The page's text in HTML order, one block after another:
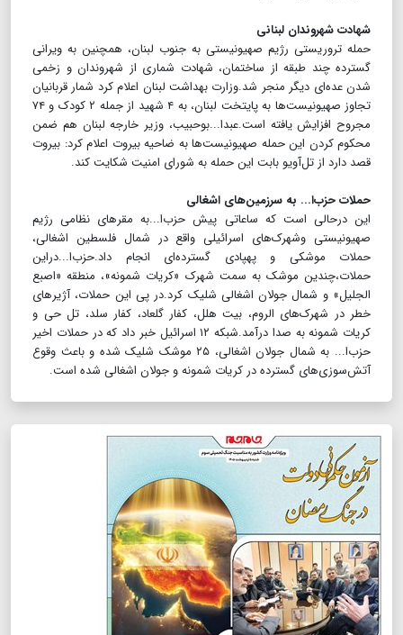
شهادت شهروندان لبنانی
حمله تروریستی رژیم صهیونیستی به جنوب لبنان، همچنین به ویرانی
گسترده چند طبقه از ساختمان، شهادت شماری از شهروندان و زخمی
شدن عده‌ای دیگر منجر شد.وزارت بهداشت لبنان اعلام کرد شمار قربانیان
تجاوز صهیونیست‌ها به پایتخت لبنان، به ۴ شهید از جمله ۲ کودک و ۷۴
مجروح افزایش یافته است.عبدا...بوحبیب، وزیر خارجه لبنان هم ضمن
محکوم کردن این حمله صهیونیست‌ها به ضاحیه بیروت اعلام کرد: بیروت
قصد دارد از تل‌آویو بابت این حمله به شورای امنیت شکایت کند.
حملات حزب‌ا... به سرزمین‌های اشغالی
این درحالی است که ساعاتی پیش حزب‌ا...به مقرهای نظامی رژیم
صهیونیستی وشهرک‌های اسرائیلی واقع در شمال فلسطین اشغالی،
حملات موشکی و پهپادی گسترده‌ای انجام داد.حزب‌ا...دراین
حملات،چندین موشک به سمت شهرک «کریات شمونه»، منطقه «اصبع
الجلیل» و شمال جولان اشغالی شلیک کرد.در پی این حملات، آژیرهای
خطر در شهرک‌های الروم، بیت هلل، کفار گلعاد، کفار سلد، تل حی و
کریات شمونه به صدا درآمد.شبکه ۱۲ اسرائیل خبر داد که در حملات اخیر
حزب‌ا... به شمال جولان اشغالی، ۲۵ موشک شلیک شده و باعث وقوع
آتش‌سوزی‌های گسترده در کریات شمونه و جولان اشغالی شده است.